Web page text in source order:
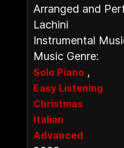
Arranged and
Lachini
Instrumental
Music Genre:
Solo Piano ,
Easy Listening
Christmas
Italian
Advanced